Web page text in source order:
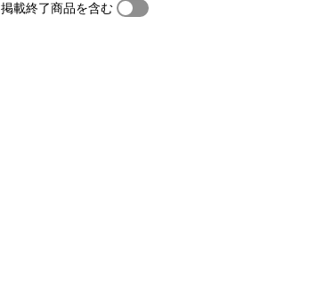
掲載終了商品を含む